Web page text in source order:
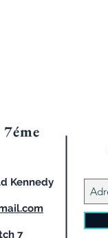
Kennedy
7